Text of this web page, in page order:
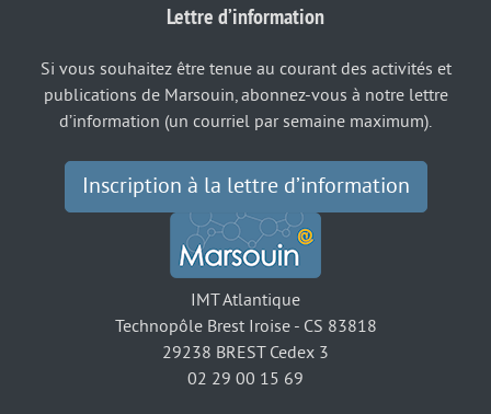
Lettre d’information
Si vous souhaitez être tenue au courant des activités et
publications de Marsouin, abonnez-vous à notre lettre
d’information (un courriel par semaine maximum).
Inscription à la lettre d’information
IMT Atlantique
Technopôle Brest Iroise - CS 83818
29238 BREST Cedex 3
02 29 00 15 69